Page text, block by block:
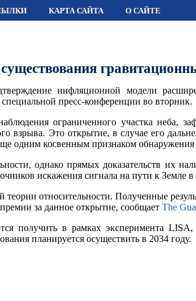
КАРТА САЙТА О САЙТЕ
инфляционной модели
специальной пресс-конференции во вторник.
ограниченного участка неба,
взрыва. Это открытие, в случае его
одним косвенным признаком
однако прямых доказательств их
искажения сигнала на пути к Земле
относительности. Полученные
за данное открытие, сообщает The
получить в рамках эксперимента LISA,
планируется осуществить в 2034 году.